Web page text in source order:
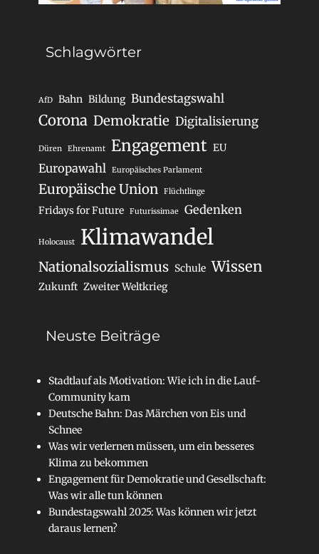
Schlagwörter
AfD Bahn Bildung Bundestagswahl
Corona Demokratie Digitalisierung
Düren Ehrenamt Engagement EU
Europawahl Europäisches Parlament
Europäische Union Flüchtlinge
Fridays for Future Futurissimae Gedenken
Holocaust Klimawandel
Nationalsozialismus Schule Wissen
Zukunft Zweiter Weltkrieg
Neuste Beiträge
Stadtlauf als Motivation: Wie ich in die Lauf-
Community kam
Deutsche Bahn: Das Märchen von Eis und
Schnee
Was wir verlernen müssen, um ein besseres
Klima zu bekommen
Engagement für Demokratie und Gesellschaft:
Was wir alle tun können
Bundestagswahl 2025: Was können wir jetzt
daraus lernen?